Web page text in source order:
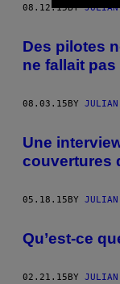
08.12.15BYJULIAN
Des pilotes
ne fallait
08.03.15BY JULIAN
Une
couvertures
05.18.15BY JULIAN
Qu’est-ce
02.21.15BY JULIAN